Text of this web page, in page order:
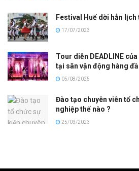
Festival Huế dời hẳn
17/07/2023
Tour diễn DEADLINE
tại sân vận động hàng
05/08/2025
Đào tạo chuyên viên tổ
nghiệp thế nào ?
25/03/2023